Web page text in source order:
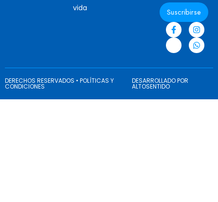
vida
Suscribirse
DERECHOS RESERVADOS • POLÍTICAS Y
CONDICIONES
DESARROLLADO POR
ALTOSENTIDO